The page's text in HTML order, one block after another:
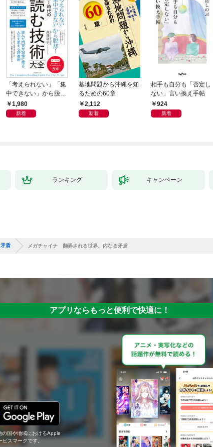
「考えられない」「集
中できない」から脱
却！ AI時代の読む技
術大全
1,980
新着
基地問題から沖縄を知
るための60章
2,112
新着
相手も自分も「否定し
ない」言い換え手帖
924
新着
ランキング キャンペーン
盾 メガチャイナ 翻弄される世界、内なる矛盾
アプリならもっと便利で快適に！
国や地域におけるApple
スマークです。